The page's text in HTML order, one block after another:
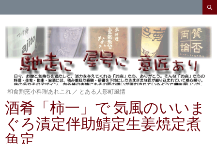
索
ン
ツ
キ
ッ
プ
和食割烹小料理あれこれ ／ とある人形町風情
酒肴「柿一」で 気風のいいま
ぐろ漬定伴助鯖定生姜焼定煮
魚定